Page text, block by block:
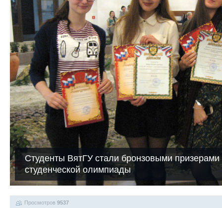
Студенты ВятГУ стали бронзовыми призерами
студенческой олимпиады
Просмотров 9537